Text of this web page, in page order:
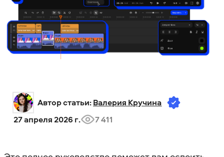
Автор статьи: Валерия Кручина
27 апреля 2026 г.
7 411